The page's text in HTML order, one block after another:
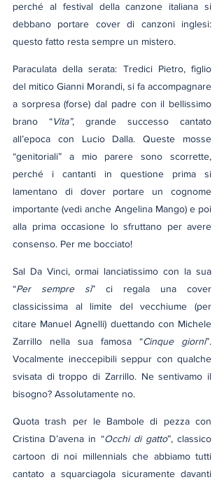
perché al festival della canzone italiana si
debbano portare cover di canzoni inglesi:
questo fatto resta sempre un mistero.
Paraculata della serata: Tredici Pietro, figlio
del mitico Gianni Morandi, si fa accompagnare
a sorpresa (forse) dal padre con il bellissimo
brano “Vita”, grande successo cantato
all’epoca con Lucio Dalla. Queste mosse
“genitoriali” a mio parere sono scorrette,
perché i cantanti in questione prima si
lamentano di dover portare un cognome
importante (vedi anche Angelina Mango) e poi
alla prima occasione lo sfruttano per avere
consenso. Per me bocciato!
Sal Da Vinci, ormai lanciatissimo con la sua
“Per sempre sì” ci regala una cover
classicissima al limite del vecchiume (per
citare Manuel Agnelli) duettando con Michele
Zarrillo nella sua famosa “Cinque giorni”.
Vocalmente ineccepibili seppur con qualche
svisata di troppo di Zarrillo. Ne sentivamo il
bisogno? Assolutamente no.
Quota trash per le Bambole di pezza con
Cristina D’avena in “Occhi di gatto”, classico
cartoon di noi millennials che abbiamo tutti
cantato a squarciagola sicuramente davanti